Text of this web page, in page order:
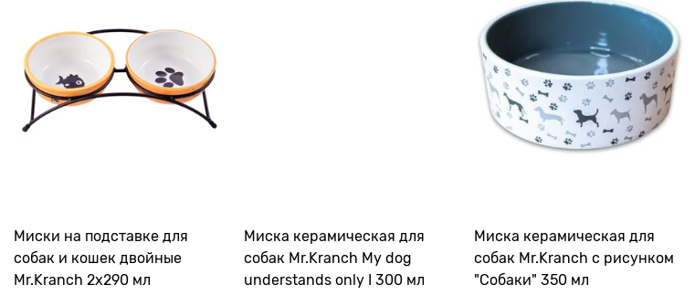
Миски на подставке для
собак и кошек двойные
Mr.Kranch 2х290 мл
Миска керамическая для
собак Mr.Kranch My dog
understands only I 300 мл
Миска керамическая для
собак Mr.Kranch с рисунком
"Собаки" 350 мл